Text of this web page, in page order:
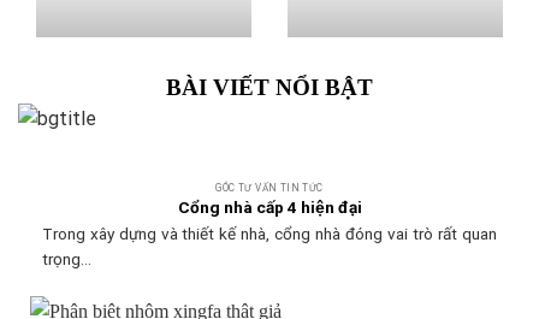
BÀI VIẾT NỔI BẬT
GÓC TƯ VẤN TIN TỨC
Cổng nhà cấp 4 hiện đại
Trong xây dựng và thiết kế nhà, cổng nhà đóng vai trò rất quan
trọng...